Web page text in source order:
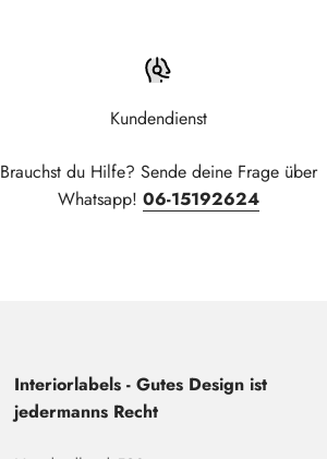
Kundendienst
Brauchst du Hilfe? Sende deine Frage über
Whatsapp! 06-15192624
Interiorlabels - Gutes Design ist
jedermanns Recht